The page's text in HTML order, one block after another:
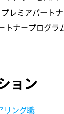
レミアパートナ
トナープログラ
ョン
リング職